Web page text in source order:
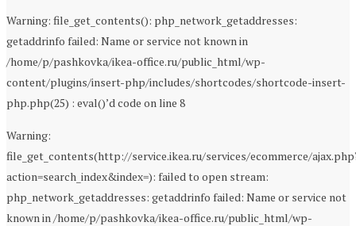
Warning: file_get_contents(): php_network_getaddresses:
getaddrinfo failed: Name or service not known in
/home/p/pashkovka/ikea-office.ru/public_html/wp-
content/plugins/insert-php/includes/shortcodes/shortcode-insert-
php.php(25) : eval()’d code on line 8
Warning:
file_get_contents(http://service.ikea.ru/services/ecommerce/
action=search_index&index=): failed to open stream:
php_network_getaddresses: getaddrinfo failed: Name or service not
known in /home/p/pashkovka/ikea-office.ru/public_html/wp-